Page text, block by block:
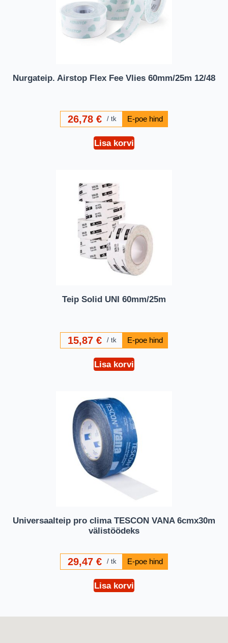
Nurgateip. Airstop Flex Fee Vlies 60mm/25m 12/48
26,78 € tk
Lisa korvi
Teip Solid UNI 60mm/25m
15,87 € tk
Lisa korvi
Universaalteip pro clima TESCON VANA 6cmx30m
välistöödeks
29,47 € tk
Lisa korvi